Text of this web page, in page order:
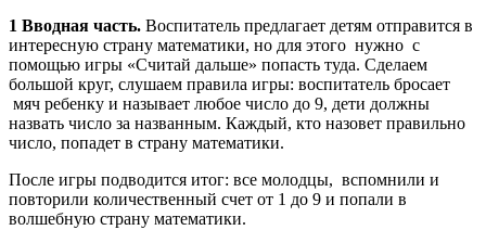
1 Вводная часть. Воспитатель предлагает детям отправится в
интересную страну математики, но для этого нужно с
помощью игры «Считай дальше» попасть туда. Сделаем
большой круг, слушаем правила игры: воспитатель бросает
мяч ребенку и называет любое число до 9, дети должны
назвать число за названным. Каждый, кто назовет правильно
число, попадет в страну математики.
После игры подводится итог: все молодцы, вспомнили и
повторили количественный счет от 1 до 9 и попали в
волшебную страну математики.